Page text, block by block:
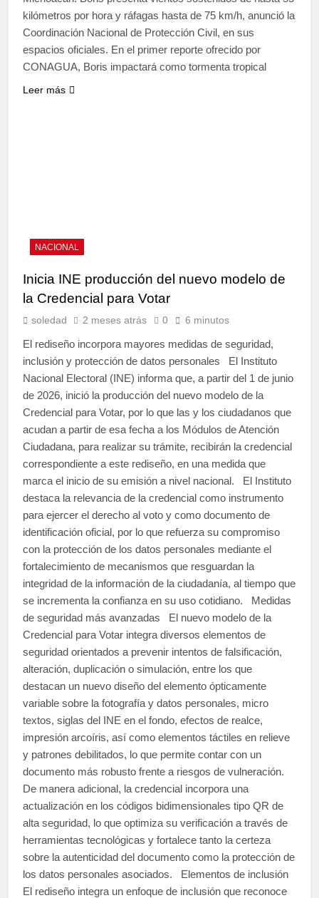
kilómetros por hora y ráfagas hasta de 75 km/h, anunció la
Coordinación Nacional de Protección Civil, en sus
espacios oficiales. En el primer reporte ofrecido por
CONAGUA, Boris impactará como tormenta tropical
Leer más
NACIONAL
Inicia INE producción del nuevo modelo de
la Credencial para Votar
soledad 2 meses atrás 0 6 minutos
El rediseño incorpora mayores medidas de seguridad,
inclusión y protección de datos personales El Instituto
Nacional Electoral (INE) informa que, a partir del 1 de junio
de 2026, inició la producción del nuevo modelo de la
Credencial para Votar, por lo que las y los ciudadanos que
acudan a partir de esa fecha a los Módulos de Atención
Ciudadana, para realizar su trámite, recibirán la credencial
correspondiente a este rediseño, en una medida que
marca el inicio de su emisión a nivel nacional. El Instituto
destaca la relevancia de la credencial como instrumento
para ejercer el derecho al voto y como documento de
identificación oficial, por lo que refuerza su compromiso
con la protección de los datos personales mediante el
fortalecimiento de mecanismos que resguardan la
integridad de la información de la ciudadanía, al tiempo que
se incrementa la confianza en su uso cotidiano. Medidas
de seguridad más avanzadas El nuevo modelo de la
Credencial para Votar integra diversos elementos de
seguridad orientados a prevenir intentos de falsificación,
alteración, duplicación o simulación, entre los que
destacan un nuevo diseño del elemento ópticamente
variable sobre la fotografía y datos personales, micro
textos, siglas del INE en el fondo, efectos de realce,
impresión arcoíris, así como elementos táctiles en relieve
y patrones debilitados, lo que permite contar con un
documento más robusto frente a riesgos de vulneración.
De manera adicional, la credencial incorpora una
actualización en los códigos bidimensionales tipo QR de
alta seguridad, lo que optimiza su verificación a través de
herramientas tecnológicas y fortalece tanto la certeza
sobre la autenticidad del documento como la protección de
los datos personales asociados. Elementos de inclusión
El rediseño integra un enfoque de inclusión que reconoce